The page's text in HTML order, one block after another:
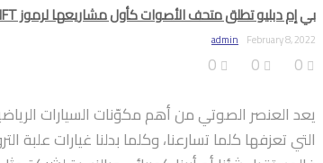
بي إم دبليو تطلق متحف الأصوات كأول مشاريعها لرموز NFT
admin February 8, 2022
يعد العنصر الصوتي من أهم مكوّنات السيارات
التي تعزفها كلما تسارعنا، وكلما بدلنا غيارات